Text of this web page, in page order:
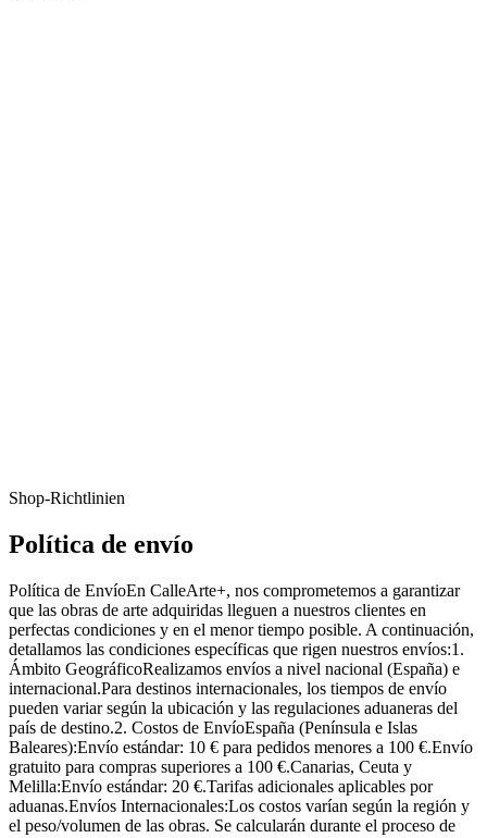
Shop-Richtlinien
Política de envío
Política de EnvíoEn CalleArte+, nos comprometemos a garantizar
que las obras de arte adquiridas lleguen a nuestros clientes en
perfectas condiciones y en el menor tiempo posible. A continuación,
detallamos las condiciones específicas que rigen nuestros envíos:1.
Ámbito GeográficoRealizamos envíos a nivel nacional (España) e
internacional.Para destinos internacionales, los tiempos de envío
pueden variar según la ubicación y las regulaciones aduaneras del
país de destino.2. Costos de EnvíoEspaña (Península e Islas
Baleares):Envío estándar: 10 € para pedidos menores a 100 €.Envío
gratuito para compras superiores a 100 €.Canarias, Ceuta y
Melilla:Envío estándar: 20 €.Tarifas adicionales aplicables por
aduanas.Envíos Internacionales:Los costos varían según la región y
el peso/volumen de las obras. Se calcularán durante el proceso de